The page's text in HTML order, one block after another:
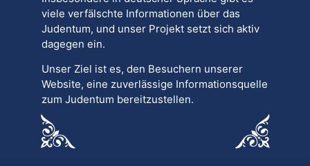
viele verfälschte Informationen über das
Judentum, und unser Projekt setzt sich aktiv
dagegen ein.
Unser Ziel ist es, den Besuchern unserer
Website, eine zuverlässige Informationsquelle
zum Judentum bereitzustellen.